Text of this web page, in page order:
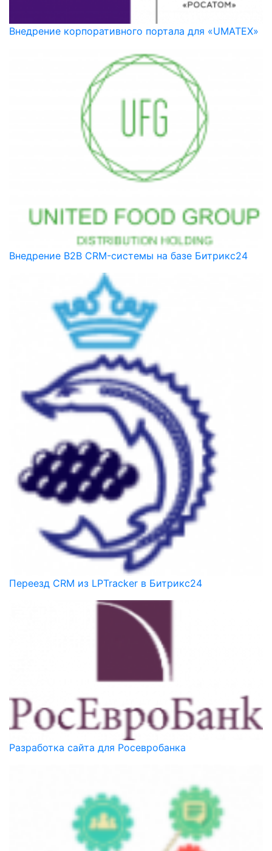
Внедрение корпоративного портала для «UMATEX»
Внедрение B2B CRM-системы на базе Битрикс24
Переезд CRM из LPTracker в Битрикс24
Разработка сайта для Росевробанка